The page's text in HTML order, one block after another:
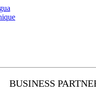
BUSINESS